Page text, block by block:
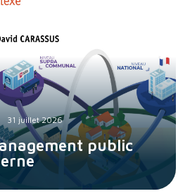
31 juillet 2026
public